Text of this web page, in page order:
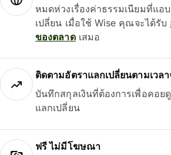
หมดห่วงเรื่องค่าธรรมเนียมที่แอ
เปลี่ยน เมื่อใช้ Wise คุณจะได้รับ
ของตลาดเสมอ
ติดตามอัตราแลกเปลี่ยนตามเวลา
บันทึกสกุลเงินที่ต้องการเพื่อคอย
แลกเปลี่ยน
ฟรี ไม่มีโฆษณา